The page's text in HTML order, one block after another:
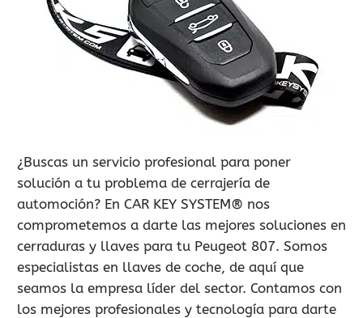
900 802 604
LLAMA GRATIS
¿Buscas un servicio profesional para poner
solución a tu problema de cerrajería de
automoción? En CAR KEY SYSTEM® nos
comprometemos a darte las mejores soluciones en
cerraduras y llaves para tu Peugeot 807. Somos
especialistas en llaves de coche, de aquí que
seamos la empresa líder del sector. Contamos con
los mejores profesionales y tecnología para darte